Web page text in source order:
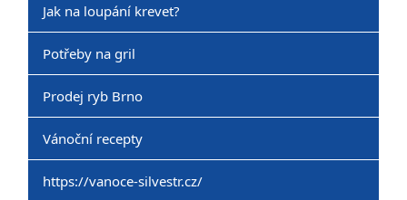
Jak na loupání krevet?
Potřeby na gril
Prodej ryb Brno
Vánoční recepty
https://vanoce-silvestr.cz/